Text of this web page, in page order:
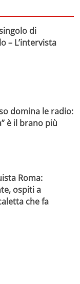
di
– L’intervista
domina le radio:
è il brano più
Roma:
ospiti a
che fa